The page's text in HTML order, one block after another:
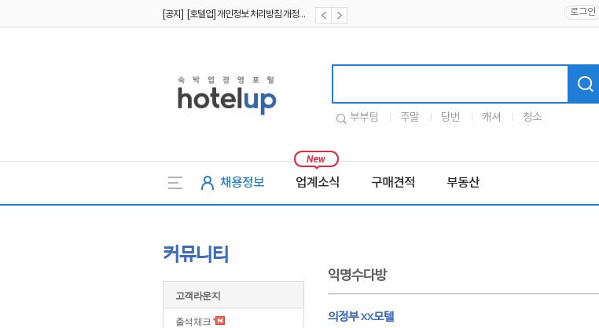
[공지] [호텔업] 개인정보 처리방침 개정본2 (19.09.02) 로그인
부부팀 주말 당번 캐셔 청소
채용정보 업계소식 구매견적 부동산
커뮤니티
고객라운지
출석체크
익명수다방
의정부 xx모텔